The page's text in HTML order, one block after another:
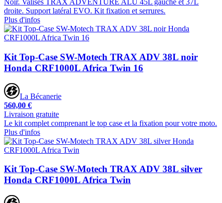
Noir. Valises TRAX ADVENTURE ALU 45L gauche et 37L
droite. Support latéral EVO. Kit fixation et serrures.
Plus d'infos
Kit Top-Case SW-Motech TRAX ADV 38L noir
Honda CRF1000L Africa Twin 16
La Bécanerie
560,00 €
Livraison gratuite
Le kit complet comprenant le top case et la fixation pour votre moto.
Plus d'infos
Kit Top-Case SW-Motech TRAX ADV 38L silver
Honda CRF1000L Africa Twin